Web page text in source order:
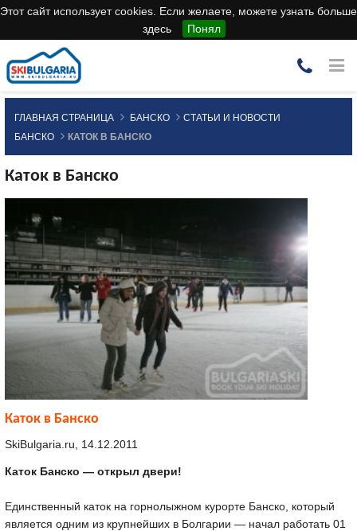
Этот сайт использует cookies. Если желаете, можете узнать больше
здесь
Понял
ГЛАВНАЯ СТРАНИЦА БАНСКО
СТАТЬИ И НОВОСТИ
БАНСКО
КАТОК В БАНСКО
Каток в Банско
Каток в Банско
SkiBulgaria.ru, 14.12.2011
Каток Банско — открыл двери!
Единственный каток на горнолыжном курорте Банско, который
является одним из крупнейших в Болгарии — начал работать 01